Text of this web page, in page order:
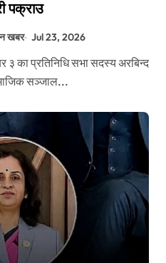
पक्राउ
खबर Jul 23, 2026
सञ्जाल...